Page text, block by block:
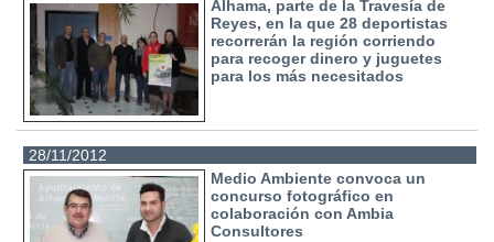
Alhama, parte de la Travesía de
Reyes, en la que 28 deportistas
recorrerán la región corriendo
para recoger dinero y juguetes
para los más necesitados
28/11/2012
Medio Ambiente convoca un
concurso fotográfico en
colaboración con Ambia
Consultores